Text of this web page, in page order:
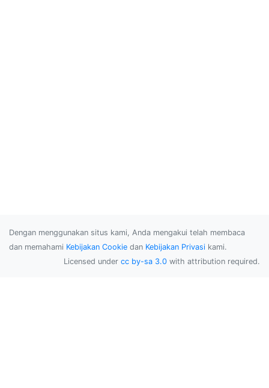
Dengan menggunakan situs kami, Anda mengakui telah membaca
dan memahami Kebijakan Cookie dan Kebijakan Privasi kami.
Licensed under cc by-sa 3.0 with attribution required.